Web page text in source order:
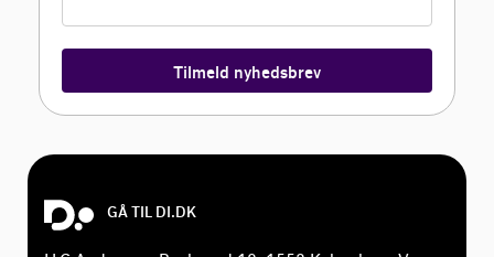
Tilmeld nyhedsbrev
GÅ TIL DI.DK